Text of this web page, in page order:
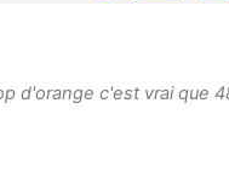
d'orange c'est vrai que